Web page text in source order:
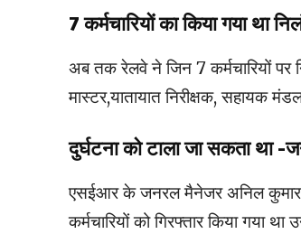
7 कर्मचारियों का किया गया था
अब तक रेलवे ने जिन 7 कर्मचारियों पर
मास्टर,यातायात निरीक्षक, सहायक
दुर्घटना को टाला जा सकता था
एसईआर के जनरल मैनेजर अनिल कुमार
कर्मचारियों को गिरफ्तार किया गया